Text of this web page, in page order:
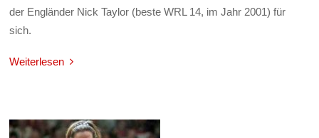
der Engländer Nick Taylor (beste WRL 14, im Jahr 2001) für
sich.
Weiterlesen